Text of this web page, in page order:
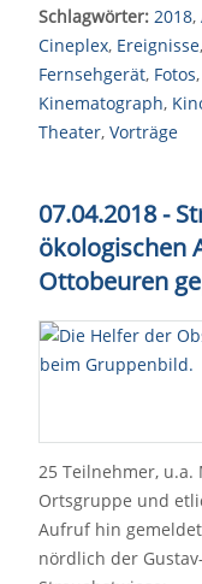
Schlagwörter: 2018,
Cineplex, Ereignisse,
Fernsehgerät, Fotos,
Kinematograph,
Theater, Vorträge
07.04.2018 -
ökologischen
Ottobeuren
25 Teilnehmer,
Ortsgruppe und
Aufruf hin
nördlich der